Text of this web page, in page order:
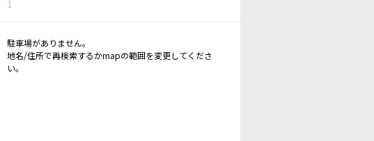
1
駐車場がありません。
地名/住所で再検索するかmapの範囲を変更してくださ
い。